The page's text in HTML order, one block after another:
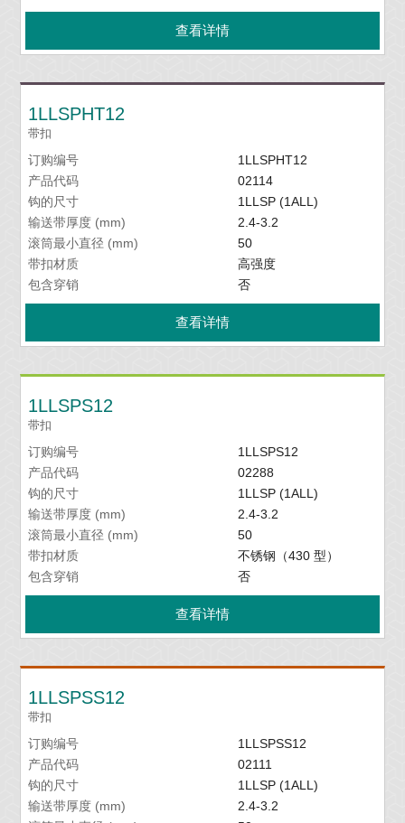
查看详情
1LLSPHT12
带扣
订购编号
1LLSPHT12
产品代码
02114
钩的尺寸
1LLSP (1ALL)
输送带厚度 (mm)
2.4-3.2
滚筒最小直径 (mm)
50
带扣材质
高强度
包含穿销
否
查看详情
1LLSPS12
带扣
订购编号
1LLSPS12
产品代码
02288
钩的尺寸
1LLSP (1ALL)
输送带厚度 (mm)
2.4-3.2
滚筒最小直径 (mm)
50
带扣材质
不锈钢（430 型）
包含穿销
否
查看详情
1LLSPSS12
带扣
订购编号
1LLSPSS12
产品代码
02111
钩的尺寸
1LLSP (1ALL)
输送带厚度 (mm)
2.4-3.2